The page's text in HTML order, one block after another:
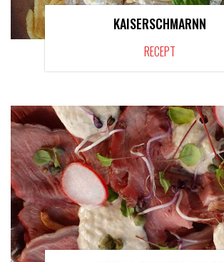
KAISERSCHMARNN
RECEPT